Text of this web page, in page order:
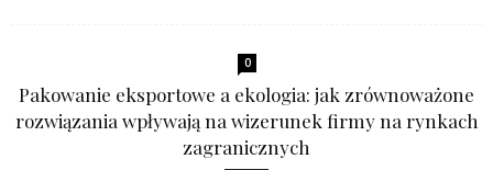
0
Pakowanie eksportowe a ekologia: jak zrównoważone
rozwiązania wpływają na wizerunek firmy na rynkach
zagranicznych